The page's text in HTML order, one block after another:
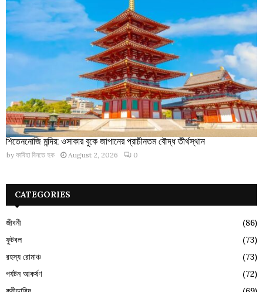
শিতেননোজি মন্দির: ওসাকার বুকে জাপানের প্রাচীনতম বৌদ্ধ তীর্থস্থান
by ফাবিহা বিনতে হক August 2, 2026 0
CATEGORIES
জীবনী
(86)
ফুটবল
(73)
রহস্য রোমাঞ্চ
(73)
পর্যটন আকর্ষণ
(72)